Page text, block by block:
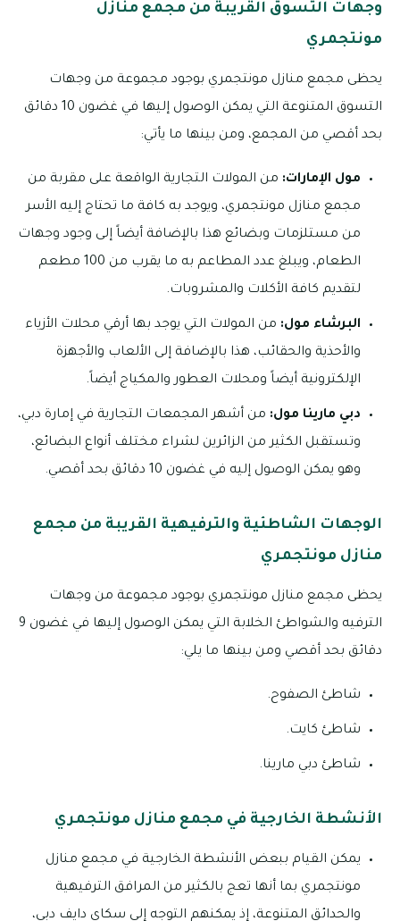
وجهات التسوق القريبة من مجمع منازل
مونتجمري
يحظى مجمع منازل مونتجمري بوجود مجموعة من وجهات
التسوق المتنوعة التي يمكن الوصول إليها في غضون 10 دقائق
بحد أقصي من المجمع، ومن بينها ما يأتي:
مول الإمارات: من المولات التجارية الواقعة على مقربة من
مجمع منازل مونتجمري، ويوجد به كافة ما تحتاج إليه الأسر
من مستلزمات وبضائع هذا بالإضافة أيضاً إلى وجود وجهات
الطعام، ويبلغ عدد المطاعم به ما يقرب من 100 مطعم
لتقديم كافة الأكلات والمشروبات.
البرشاء مول: من المولات التي يوجد بها أرقي محلات الأزياء
والأحذية والحقائب، هذا بالإضافة إلى الألعاب والأجهزة
الإلكترونية أيضاً ومحلات العطور والمكياج أيضاً.
دبي مارينا مول: من أشهر المجمعات التجارية في إمارة دبي،
وتستقبل الكثير من الزائرين لشراء مختلف أنواع البضائع،
وهو يمكن الوصول إليه في غضون 10 دقائق بحد أقصي.
الوجهات الشاطئية والترفيهية القريبة من مجمع
منازل مونتجمري
يحظى مجمع منازل مونتجمري بوجود مجموعة من وجهات
الترفيه والشواطئ الخلابة التي يمكن الوصول إليها في غضون 9
دقائق بحد أقصي ومن بينها ما يلي:
شاطئ الصفوح.
شاطئ كايت.
شاطئ دبي مارينا.
الأنشطة الخارجية في مجمع منازل مونتجمري
يمكن القيام ببعض الأنشطة الخارجية في مجمع منازل
مونتجمري بما أنها تعج بالكثير من المرافق الترفيهية
والحدائق المتنوعة، إذ يمكنهم التوجه إلى سكاي دايف دبي،